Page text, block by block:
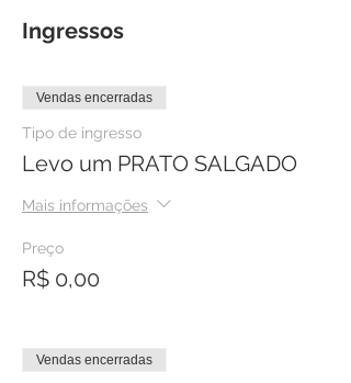
Ingressos
Vendas encerradas
Tipo de ingresso
Levo um PRATO SALGADO
Mais informações
Preço
R$ 0,00
Vendas encerradas